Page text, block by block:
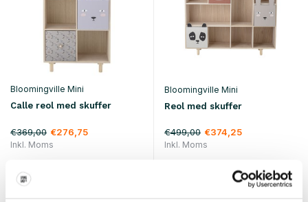
Bloomingville Mini
Calle reol med skuffer
€369,00 €276,75
Inkl. Moms
Bloomingville Mini
Reol med skuffer
€499,00 €374,25
Inkl. Moms